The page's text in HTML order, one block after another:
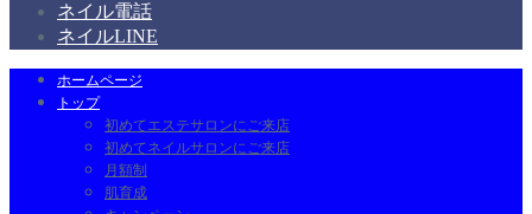
ネイル電話
ネイルLINE
ホームページ
トップ
初めてエステサロンにご来店
初めてネイルサロンにご来店
月額制
肌育成